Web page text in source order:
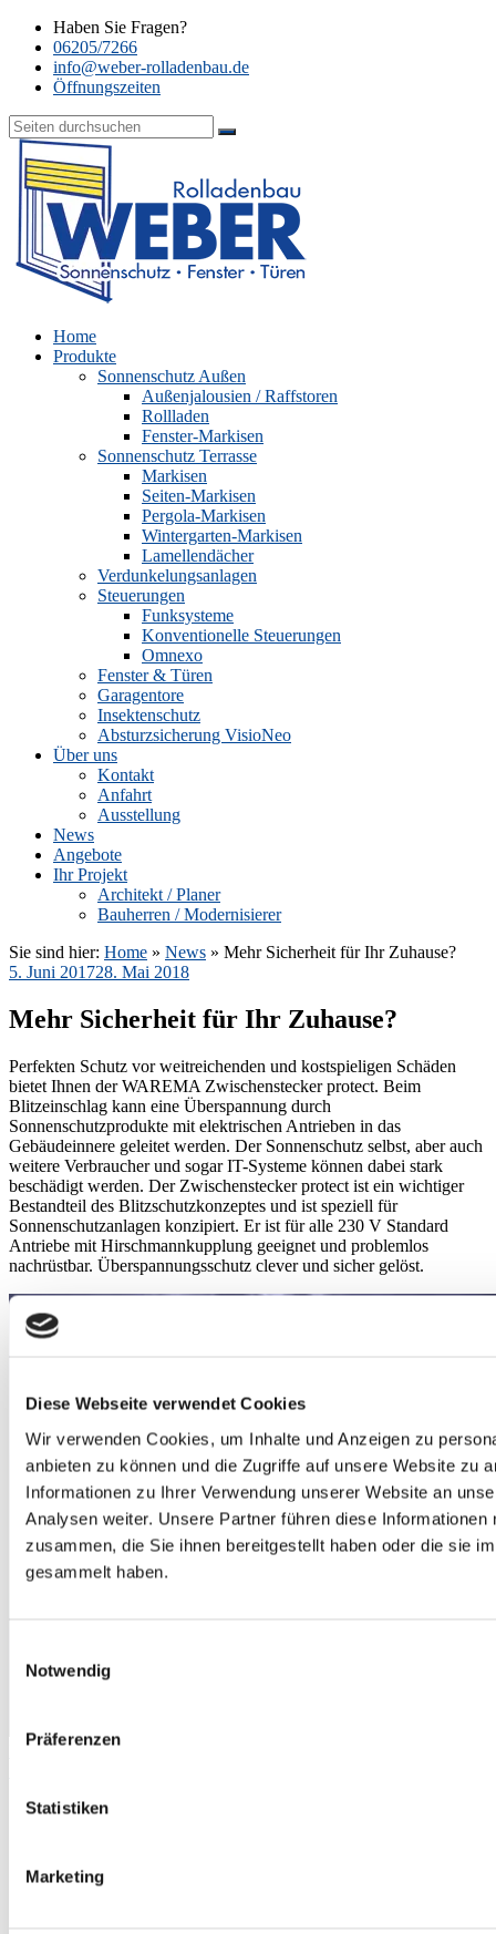
Diese Webseite verwendet Cookies
Wir verwenden Cookies, um Inhalte und Anzeigen zu
anbieten zu können und die Zugriffe auf unsere Website zu
Informationen zu Ihrer Verwendung unserer Website an
Analysen weiter. Unsere Partner führen diese
zusammen, die Sie ihnen bereitgestellt haben oder die sie
gesammelt haben.
Notwendig
Präferenzen
Statistiken
Marketing
Haben Sie Fragen?
06205/7266
info@weber-rolladenbau.de
Öffnungszeiten
Home
Produkte
Sonnenschutz Außen
Außenjalousien / Raffstoren
Rollladen
Fenster-Markisen
Sonnenschutz Terrasse
Markisen
Seiten-Markisen
Pergola-Markisen
Wintergarten-Markisen
Lamellendächer
Verdunkelungsanlagen
Steuerungen
Funksysteme
Konventionelle Steuerungen
Omnexo
Fenster & Türen
Garagentore
Insektenschutz
Absturzsicherung VisioNeo
Über uns
Kontakt
Anfahrt
Ausstellung
News
Angebote
Ihr Projekt
Architekt / Planer
Bauherren / Modernisierer
Sie sind hier: Home » News » Mehr Sicherheit für Ihr Zuhause?
Veröffentlicht
5. Juni 201728. Mai 2018
Mehr Sicherheit für Ihr Zuhause?
Perfekten Schutz vor weitreichenden und kostspieligen Schäden
bietet Ihnen der WAREMA Zwischenstecker protect. Beim
Blitzeinschlag kann eine Überspannung durch
Sonnenschutzprodukte mit elektrischen Antrieben in das
Gebäudeinnere geleitet werden. Der Sonnenschutz selbst, aber auch
weitere Verbraucher und sogar IT-Systeme können dabei stark
beschädigt werden. Der Zwischenstecker protect ist ein wichtiger
Bestandteil des Blitzschutzkonzeptes und ist speziell für
Sonnenschutzanlagen konzipiert. Er ist für alle 230 V Standard
Antriebe mit Hirschmannkupplung geeignet und problemlos
nachrüstbar. Überspannungsschutz clever und sicher gelöst.
Beitragsnavigation
Vorheriger
Licht, Schatten und Wärme bequem per Knopdruck steuern?
Startseite
Kontakt